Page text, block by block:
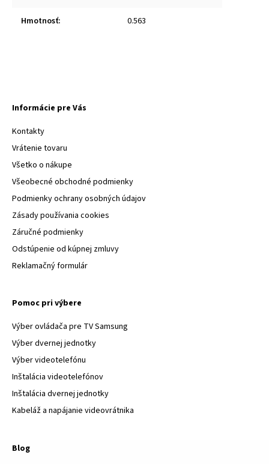
Hmotnosť: 0.563
Informácie pre Vás
Kontakty
Vrátenie tovaru
Všetko o nákupe
Všeobecné obchodné podmienky
Podmienky ochrany osobných údajov
Zásady používania cookies
Záručné podmienky
Odstúpenie od kúpnej zmluvy
Reklamačný formulár
Pomoc pri výbere
Výber ovládača pre TV Samsung
Výber dvernej jednotky
Výber videotelefónu
Inštalácia videotelefónov
Inštalácia dvernej jednotky
Kabeláž a napájanie videovrátnika
Blog